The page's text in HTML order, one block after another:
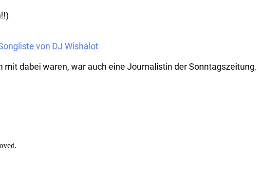
von DJ Wishalot
mit dabei waren, war auch eine Journalistin der Sonntagszeitung.